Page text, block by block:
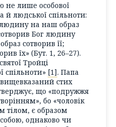
не лише особової
й людської спільноти:
людину на наш образ
Бог людину
сотворив її;
їх» (Бут. 1, 26–27).
Тройці
спільноти» [1]. Папа
стих
що «подружжя
бо «чоловік
тілом, є образом
однаково чи